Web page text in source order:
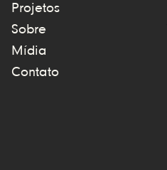
Projetos
Sobre
Mídia
Contato